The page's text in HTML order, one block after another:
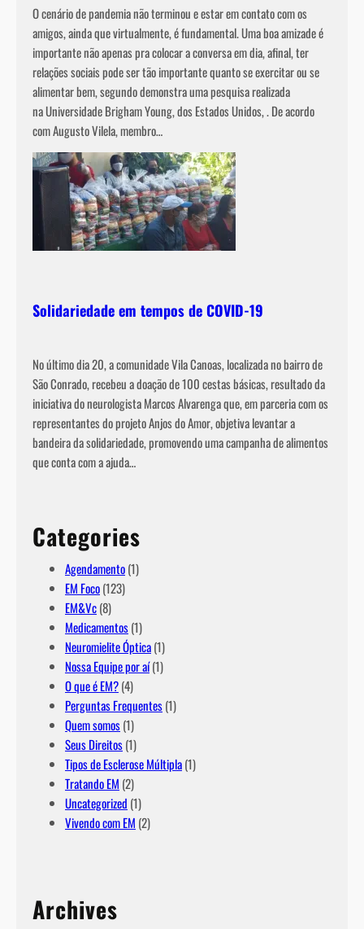
O cenário de pandemia não terminou e estar em contato com os
amigos, ainda que virtualmente, é fundamental. Uma boa amizade é
importante não apenas pra colocar a conversa em dia, afinal, ter
relações sociais pode ser tão importante quanto se exercitar ou se
alimentar bem, segundo demonstra uma pesquisa realizada
na Universidade Brigham Young, dos Estados Unidos, . De acordo
com Augusto Vilela, membro…
Solidariedade em tempos de COVID-19
No último dia 20, a comunidade Vila Canoas, localizada no bairro de
São Conrado, recebeu a doação de 100 cestas básicas, resultado da
iniciativa do neurologista Marcos Alvarenga que, em parceria com os
representantes do projeto Anjos do Amor, objetiva levantar a
bandeira da solidariedade, promovendo uma campanha de alimentos
que conta com a ajuda…
Categories
Agendamento(1)
EM Foco(123)
EM&Vc(8)
Medicamentos(1)
Neuromielite Óptica(1)
Nossa Equipe por aí(1)
O que é EM?(4)
Perguntas Frequentes(1)
Quem somos(1)
Seus Direitos(1)
Tipos de Esclerose Múltipla(1)
Tratando EM (2)
Uncategorized (1)
Vivendo com EM (2)
Archives